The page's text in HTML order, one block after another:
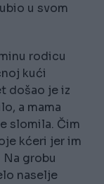
u svom
rodicu
kući
došao je iz
a mama
slomila. Čim
kćeri jer im
grobu
naselje